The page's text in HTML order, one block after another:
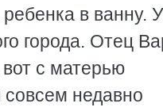
в ванну.
города. Отец
с матерью
недавно